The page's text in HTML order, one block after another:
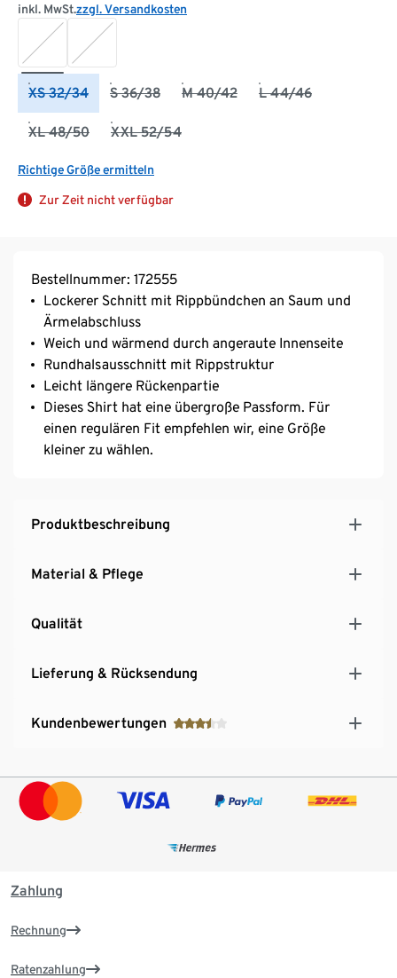
inkl. MwSt.zzgl. Versandkosten
XS 32/34 S 36/38 M 40/42 L 44/46
XL 48/50 XXL 52/54
Richtige Größe ermitteln
Zur Zeit nicht verfügbar
Bestellnummer: 172555
Lockerer Schnitt mit Rippbündchen an Saum und
Ärmelabschluss
Weich und wärmend durch angeraute Innenseite
Rundhalsausschnitt mit Rippstruktur
Leicht längere Rückenpartie
Dieses Shirt hat eine übergroße Passform. Für
einen regulären Fit empfehlen wir, eine Größe
kleiner zu wählen.
Produktbeschreibung
Material & Pflege
Qualität
Lieferung & Rücksendung
Kundenbewertungen
Zahlung
Rechnung
Ratenzahlung